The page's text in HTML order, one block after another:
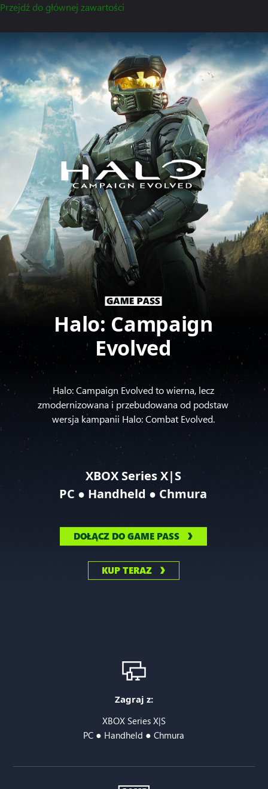
Przejdź do głównej zawartości
Halo: Campaign
Evolved
Halo: Campaign Evolved to wierna, lecz
zmodernizowana i przebudowana od podstaw
wersja kampanii Halo: Combat Evolved.
XBOX Series X|S
PC ● Handheld ● Chmura
DOŁĄCZ DO GAME PASS
KUP TERAZ
Zagraj z:
XBOX Series X|S
PC ● Handheld ●Chmura